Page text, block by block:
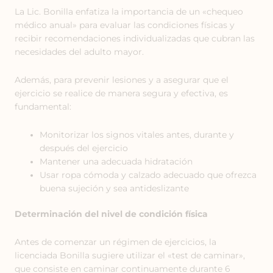
La Lic. Bonilla enfatiza la importancia de un «chequeo
médico anual» para evaluar las condiciones físicas y
recibir recomendaciones individualizadas que cubran las
necesidades del adulto mayor.
Además, para prevenir lesiones y a asegurar que el
ejercicio se realice de manera segura y efectiva, es
fundamental:
Monitorizar los signos vitales antes, durante y
después del ejercicio
Mantener una adecuada hidratación
Usar ropa cómoda y calzado adecuado que ofrezca
buena sujeción y sea antideslizante
Determinación del nivel de condición física
Antes de comenzar un régimen de ejercicios, la
licenciada Bonilla sugiere utilizar el «test de caminar»,
que consiste en caminar continuamente durante 6